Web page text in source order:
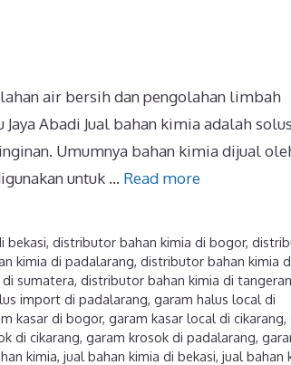
air bersih dan pengolahan limbah
Abadi Jual bahan kimia adalah
Umumnya bahan kimia dijual
untuk … Read more
bekasi ,distributor bahan kimia di bogor,
kimia di padalarang distributor bahan kimia
sumatera distributor bahan kimia di
import di padalarang garam halus local di
kasar di bogor, garam kasar local di cikarang
di cikarang garam krosok di padalarang
kimia jual bahan kimia di bekasi jual bahan